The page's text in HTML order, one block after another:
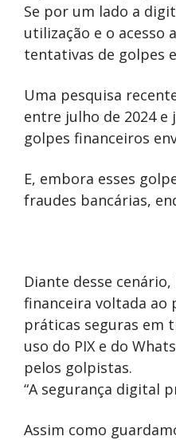
Se por um lado a
utilização e o acesso
tentativas de golpes
Uma pesquisa
entre julho de 2024 e
golpes financeiros
E, embora esses
fraudes bancárias,
Diante desse
financeira voltada ao
práticas seguras em
uso do PIX e do
pelos golpistas.
“A segurança digital
Assim como